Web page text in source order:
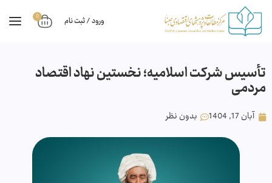
ورود / ثبت نام 0
تأسیس شرکت اسلامیه؛ نخستین نهاد اقتصاد
مردمی
آبان 17, 1404 بدون نظر